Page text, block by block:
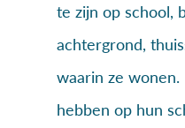
te zijn op school,
achtergrond,
waarin ze
hebben op hun